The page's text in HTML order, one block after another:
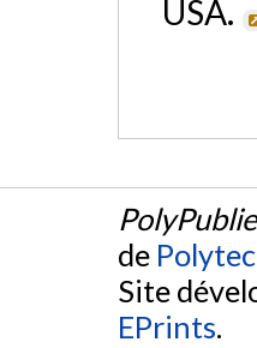
USA.
PolyPublie
de
Site
EPrints.